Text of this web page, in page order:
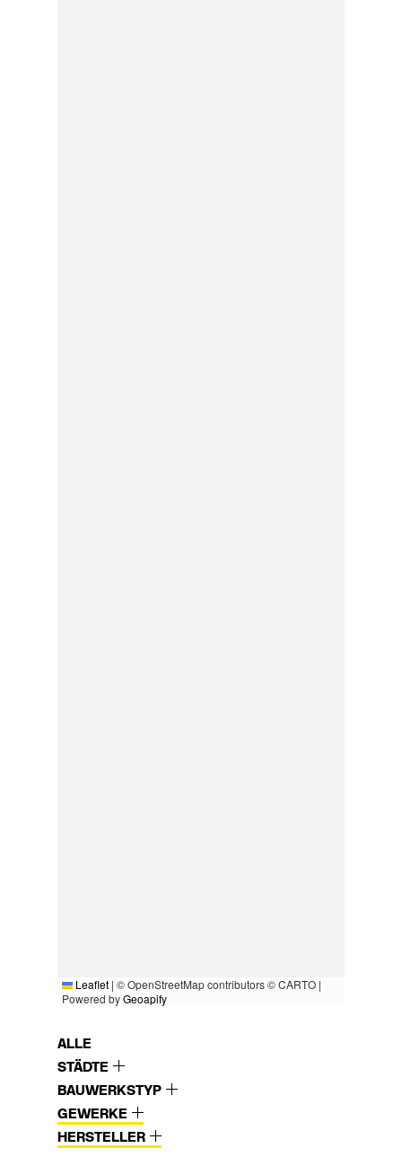
Leaflet | © OpenStreetMap contributors © CARTO |
Powered byGeoapify
ALLE
STÄDTE
BAUWERKSTYP
GEWERKE
HERSTELLER